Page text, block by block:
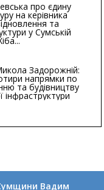
про єдину
на керівника
та
у Сумській
Задорожній:
напрямки по
та будівництву
інфраструктури
Вадим